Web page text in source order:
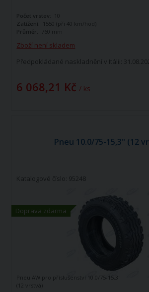
Zboží není skladem
Předpokládané naskladnění v Itálii:
6 068,21 Kč / ks
Počet vrstev:
10
Zatížení:
1550 (při 40 km/hod)
Průměr:
760 mm
Pneu 10.0/75-15,3" (12
Doprava zdarma
Katalogové číslo: 95248
Pneu AW pro příslušenství 10.0/75-15,3"
(12 vrstvá)